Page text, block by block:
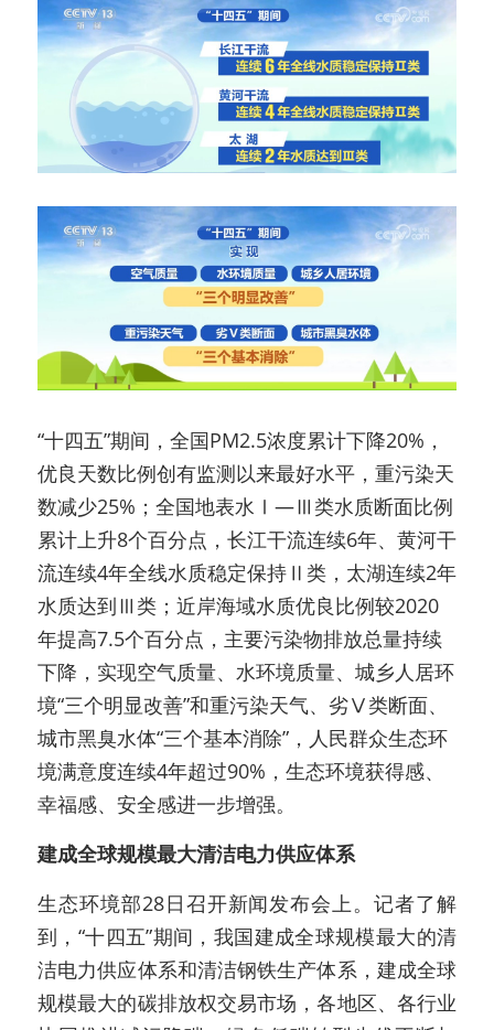
“十四五”期间，全国PM2.5浓度累计下降20%，
优良天数比例创有监测以来最好水平，重污染天
数减少25%；全国地表水Ⅰ—Ⅲ类水质断面比例
累计上升8个百分点，长江干流连续6年、黄河干
流连续4年全线水质稳定保持Ⅱ类，太湖连续2年
水质达到Ⅲ类；近岸海域水质优良比例较2020
年提高7.5个百分点，主要污染物排放总量持续
下降，实现空气质量、水环境质量、城乡人居环
境“三个明显改善”和重污染天气、劣Ⅴ类断面、
城市黑臭水体“三个基本消除”，人民群众生态环
境满意度连续4年超过90%，生态环境获得感、
幸福感、安全感进一步增强。
建成全球规模最大清洁电力供应体系
生态环境部28日召开新闻发布会上。记者了解
到，“十四五”期间，我国建成全球规模最大的清
洁电力供应体系和清洁钢铁生产体系，建成全球
规模最大的碳排放权交易市场，各地区、各行业